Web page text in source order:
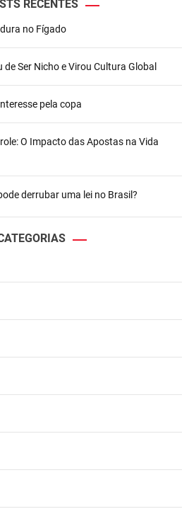
RECENTES
no Fígado
Ser Nicho e Virou Cultura Global
pela copa
O Impacto das Apostas na Vida
derrubar uma lei no Brasil?